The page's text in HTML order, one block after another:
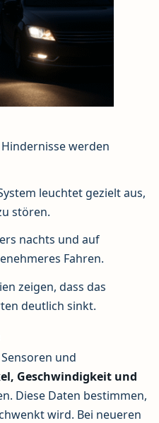
Hindernisse werden
leuchtet gezielt aus,
stören.
nachts und auf
Fahren.
zeigen, dass das
deutlich sinkt.
und
Geschwindigkeit und
Diese Daten bestimmen,
wird. Bei neueren